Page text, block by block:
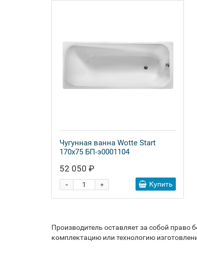
Чугунная ванна Wotte Start
170x75 БП-э0001104
52 050 ₽
+
- Купить
Производитель оставляет за собой право
комплектацию или технологию